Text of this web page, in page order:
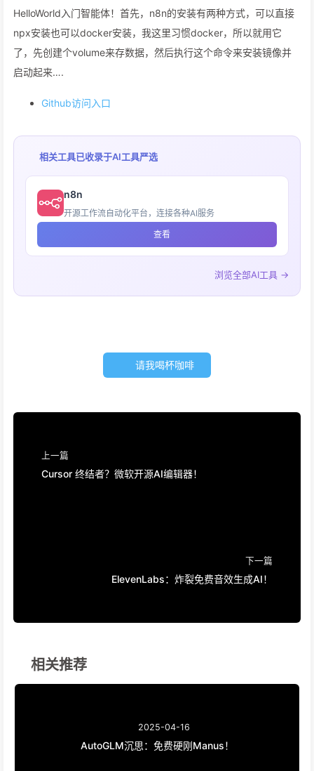
HelloWorld入门智能体！首先，n8n的安装有两种方式，可以直接
npx安装也可以docker安装，我这里习惯docker，所以就用它
了，先创建个volume来存数据，然后执行这个命令来安装镜像并
启动起来….
Github访问入口
相关工具已收录于AI工具严选
n8n
开源工作流自动化平台，连接各种AI服务
查看
浏览全部AI工具 →
请我喝杯咖啡
上一篇
Cursor 终结者？微软开源AI编辑器！
下一篇
ElevenLabs：炸裂免费音效生成AI！
相关推荐
2025-04-16
AutoGLM沉思：免费硬刚Manus！